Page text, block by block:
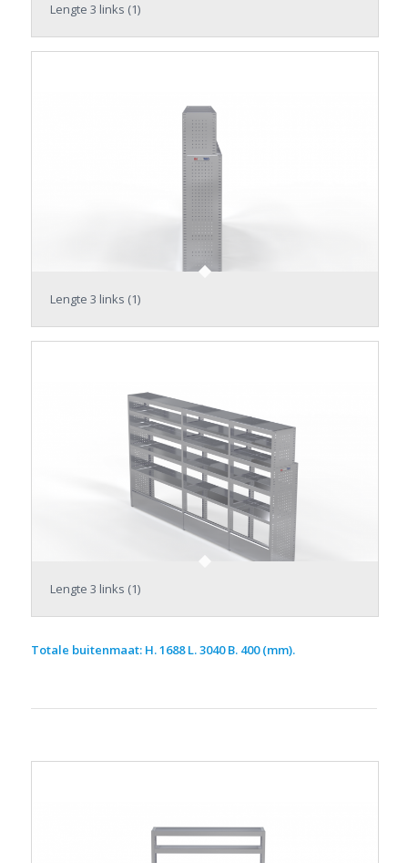
Lengte 3 links (1)
Lengte 3 links (1)
Lengte 3 links (1)
Totale buitenmaat: H. 1688 L. 3040 B. 400 (mm).